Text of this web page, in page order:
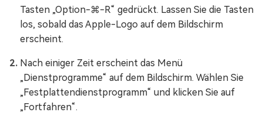
Tasten „Option-⌘-R“ gedrückt. Lassen Sie die Tasten
los, sobald das Apple-Logo auf dem Bildschirm
erscheint.
Nach einiger Zeit erscheint das Menü
„Dienstprogramme“ auf dem Bildschirm. Wählen Sie
„Festplattendienstprogramm“ und klicken Sie auf
„Fortfahren“.